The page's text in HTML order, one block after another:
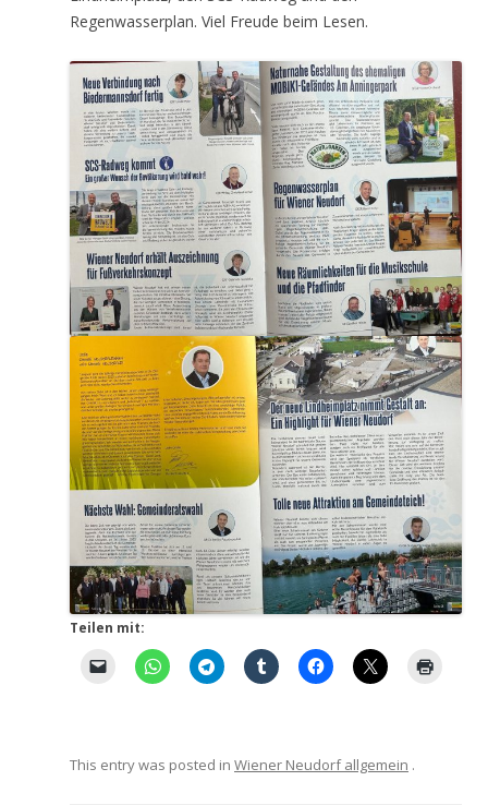
Regenwasserplan. Viel Freude beim Lesen.
Teilen mit:
This entry was posted in Wiener Neudorf allgemein .